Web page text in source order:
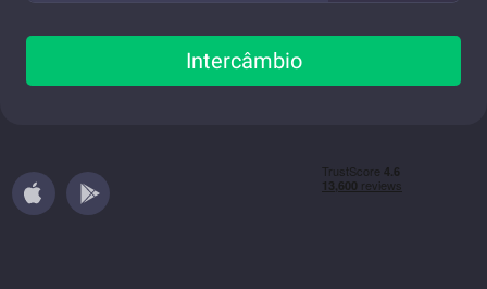
Intercâmbio